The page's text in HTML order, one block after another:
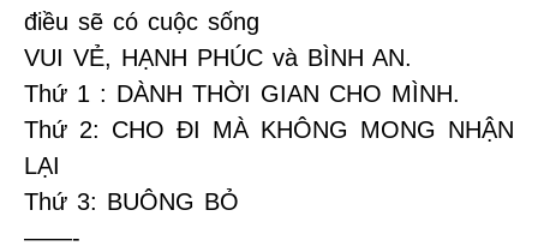
điều sẽ có cuộc sống
VUI VẺ, HẠNH PHÚC và BÌNH AN.
Thứ 1 : DÀNH THỜI GIAN CHO MÌNH.
Thứ 2: CHO ĐI MÀ KHÔNG MONG NHẬN
LẠI
Thứ 3: BUÔNG BỎ
——-